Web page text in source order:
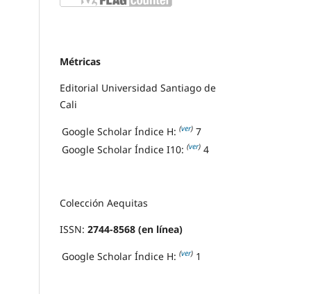
Métricas
Editorial Universidad Santiago de
Cali
Google Scholar Índice H: (ver) 7
Google Scholar Índice I10: (ver) 4
Colección Aequitas
ISSN: 2744-8568 (en línea)
Google Scholar Índice H: (ver) 1